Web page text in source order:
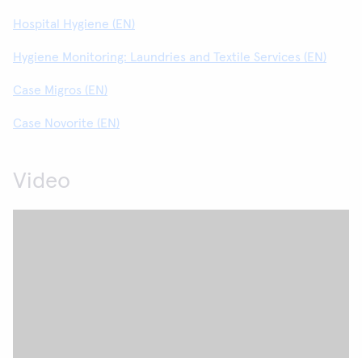
Hospital Hygiene (EN)
Hygiene Monitoring: Laundries and Textile Services (EN)
Case Migros (EN)
Case Novorite (EN)
Video